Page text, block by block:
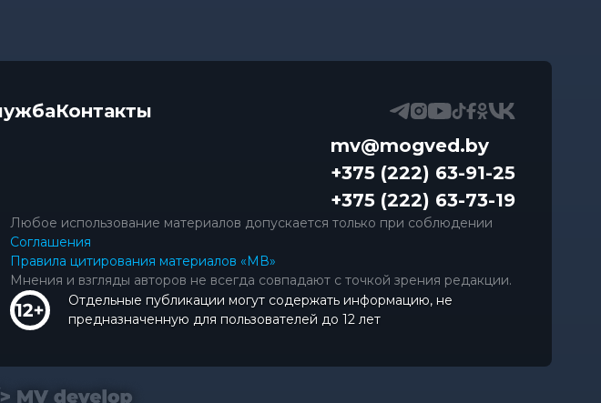
Контакты
mv@mogved.by
+375 (222) 63-91-25
+375 (222) 63-73-19
Любое использование материалов допускается только при соблюдении
Соглашения
Правила цитирования материалов «МВ»
Мнения и взгляды авторов не всегда совпадают с точкой зрения редакции.
Отдельные публикации могут содержать информацию, не
предназначенную для пользователей до 12 лет